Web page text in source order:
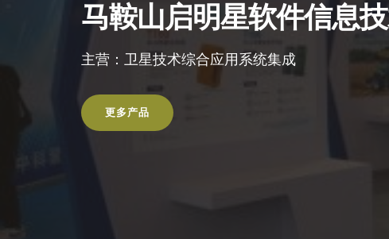
马鞍山启明星软件信息
主营：卫星技术综合应用系统集成
更多产品